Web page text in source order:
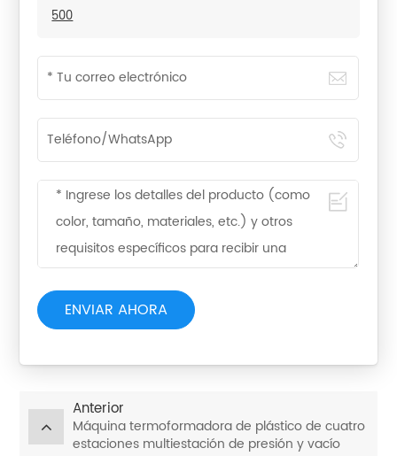
500
ENVIAR AHORA
Anterior
Máquina termoformadora de plástico de cuatro
estaciones multiestación de presión y vacío